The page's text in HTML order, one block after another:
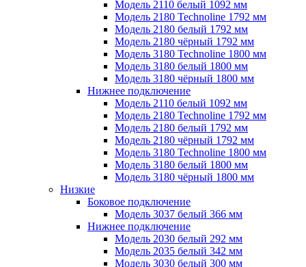
Модель 2110 белый 1092 мм
Модель 2180 Technoline 1792 мм
Модель 2180 белый 1792 мм
Модель 2180 чёрный 1792 мм
Модель 3180 Technoline 1800 мм
Модель 3180 белый 1800 мм
Модель 3180 чёрный 1800 мм
Нижнее подключение
Модель 2110 белый 1092 мм
Модель 2180 Technoline 1792 мм
Модель 2180 белый 1792 мм
Модель 2180 чёрный 1792 мм
Модель 3180 Technoline 1800 мм
Модель 3180 белый 1800 мм
Модель 3180 чёрный 1800 мм
Низкие
Боковое подключение
Модель 3037 белый 366 мм
Нижнее подключение
Модель 2030 белый 292 мм
Модель 2035 белый 342 мм
Модель 3030 белый 300 мм